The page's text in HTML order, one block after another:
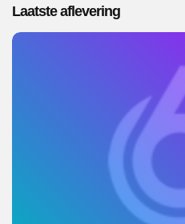
Laatste aflevering